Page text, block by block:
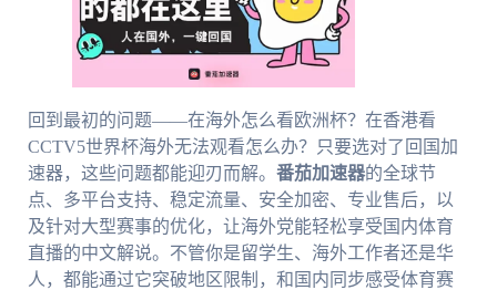
回到最初的问题——在海外怎么看欧洲杯？在香港看
CCTV5世界杯海外无法观看怎么办？只要选对了回国加
速器，这些问题都能迎刃而解。 番茄加速器的全球节
点、多平台支持、稳定流量、安全加密、专业售后，以
及针对大型赛事的优化，让海外党能轻松享受国内体育
直播的中文解说。不管你是留学生、海外工作者还是华
人，都能通过它突破地区限制，和国内同步感受体育赛